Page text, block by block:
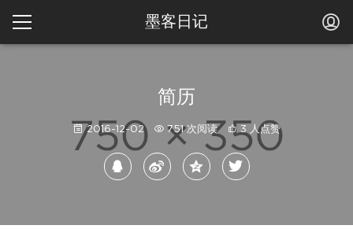
墨客日记
简历
2016-12-02 751 次阅读 3 人点赞